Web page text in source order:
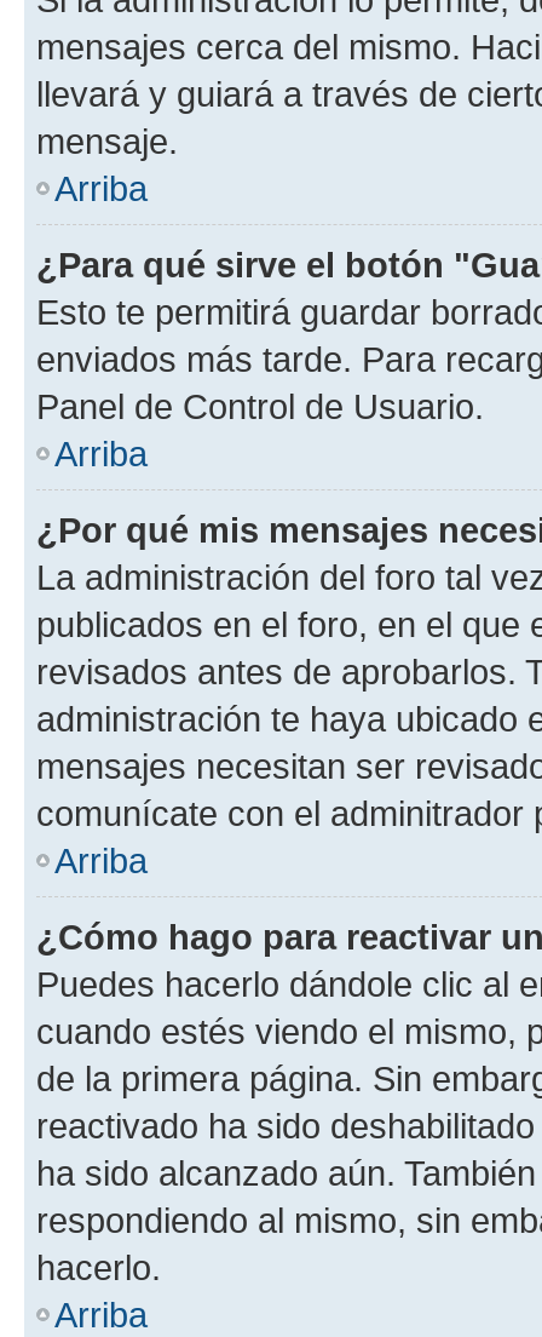
mensajes cerca del mismo.
llevará y guiará a través de
mensaje.
Arriba
¿Para qué sirve el botón
Esto te permitirá guardar
enviados más tarde. Para
Panel de Control de Usuario.
Arriba
¿Por qué mis mensajes
La administración del foro tal
publicados en el foro, en el
revisados antes de aprobarlos.
administración te haya ubicado
mensajes necesitan ser
comunícate con el
Arriba
¿Cómo hago para reactivar
Puedes hacerlo dándole clic al
cuando estés viendo el mismo,
de la primera página. Sin
reactivado ha sido
ha sido alcanzado aún.
respondiendo al mismo, sin
hacerlo.
Arriba